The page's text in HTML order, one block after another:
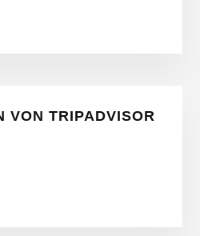
VON TRIPADVISOR